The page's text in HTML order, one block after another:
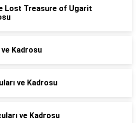
Lost Treasure of Ugarit
Kadrosu
ve Kadrosu
ve Kadrosu